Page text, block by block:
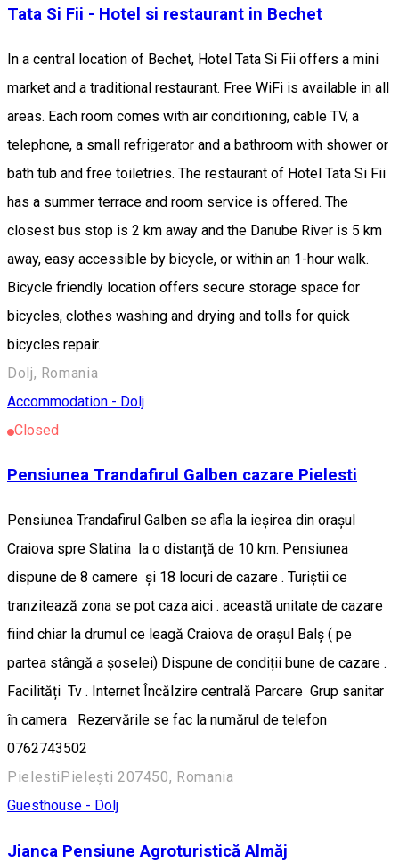
Tata Si Fii - Hotel si restaurant in Bechet
In a central location of Bechet, Hotel Tata Si Fii offers a mini
market and a traditional restaurant. Free WiFi is available in all
areas. Each room comes with air conditioning, cable TV, a
telephone, a small refrigerator and a bathroom with shower or
bath tub and free toiletries. The restaurant of Hotel Tata Si Fii
has a summer terrace and room service is offered. The
closest bus stop is 2 km away and the Danube River is 5 km
away, easy accessible by bicycle, or within an 1-hour walk.
Bicycle friendly location offers secure storage space for
bicycles, clothes washing and drying and tolls for quick
bicycles repair.
Dolj, Romania
Accommodation - Dolj
Closed
Pensiunea Trandafirul Galben cazare Pielesti
Pensiunea Trandafirul Galben se afla la ieșirea din orașul
Craiova spre Slatina la o distanță de 10 km. Pensiunea
dispune de 8 camere și 18 locuri de cazare . Turiștii ce
tranzitează zona se pot caza aici . această unitate de cazare
fiind chiar la drumul ce leagă Craiova de orașul Balș ( pe
partea stângă a șoselei) Dispune de condiții bune de cazare .
Facilități Tv . Internet Încălzire centrală Parcare Grup sanitar
în camera Rezervările se fac la numărul de telefon
0762743502
PielestiPielești 207450, Romania
Guesthouse - Dolj
Jianca Pensiune Agroturistică Almăj